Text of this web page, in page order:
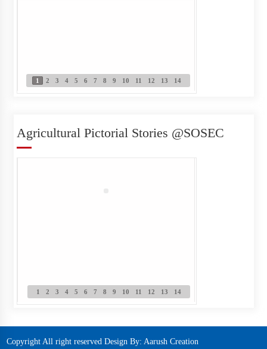
Final Result Published for Various
1 2 3 4 5 6 7 8 9 10 11 12 13 14
Agricultural Pictorial Stories @SOSEC
1 2 3 4 5 6 7 8 9 10 11 12 13 14
Copyright All right reserved Design By: Aarush Creation